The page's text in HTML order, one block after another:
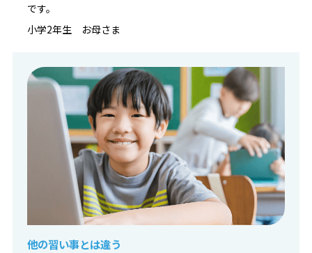
です。
小学2年生 お母さま
他の習い事とは違う